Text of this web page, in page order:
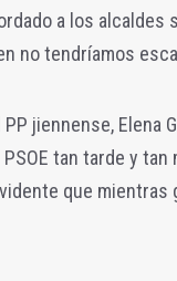
a los
no tendríamos
jiennense, Elena
tan tarde y
que mientras